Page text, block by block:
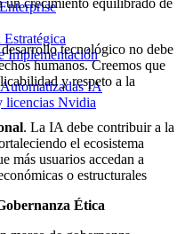
Implementación
IA
licencias Nvidia
tecnológico no debe
humanos. Creemos que
y respeto a la
. La IA debe contribuir a la
el ecosistema
más usuarios accedan a
o estructurales
Ética